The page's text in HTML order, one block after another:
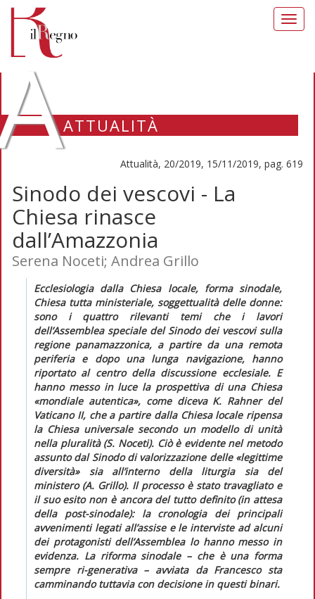
ATTUALITÀ
Attualità, 20/2019, 15/11/2019, pag. 619
Sinodo dei vescovi - La
Chiesa rinasce
dall’Amazzonia
Serena Noceti; Andrea Grillo
Ecclesiologia dalla Chiesa locale, forma sinodale,
Chiesa tutta ministeriale, soggettualità delle donne:
sono i quattro rilevanti temi che i lavori
dell’Assemblea speciale del Sinodo dei vescovi sulla
regione panamazzonica, a partire da una remota
periferia e dopo una lunga navigazione, hanno
riportato al centro della discussione ecclesiale. E
hanno messo in luce la prospettiva di una Chiesa
«mondiale autentica», come diceva K. Rahner del
Vaticano II, che a partire dalla Chiesa locale ripensa
la Chiesa universale secondo un modello di unità
nella pluralità(S. Noceti). Ciò è evidente nel metodo
assunto dal Sinodo di valorizzazione delle «legittime
diversità» sia all’interno della liturgia sia del
ministero (A. Grillo). Il processo è stato travagliato e
il suo esito non è ancora del tutto definito (in attesa
della post-sinodale): la cronologia dei principali
avvenimenti legati all’assise e le interviste ad alcuni
dei protagonisti dell’Assemblea lo hanno messo in
evidenza. La riforma sinodale – che è una forma
sempre ri-generativa – avviata da Francesco sta
camminando tuttavia con decisione in questi binari.